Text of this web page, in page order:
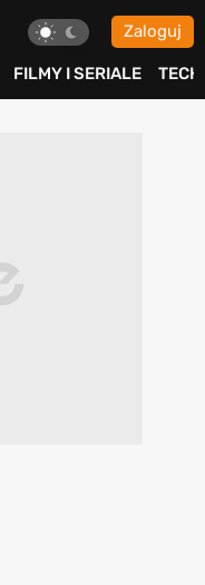
Zaloguj
FILMY I SERIALE TECH